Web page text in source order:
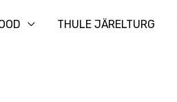
THULE JÄRELTURG